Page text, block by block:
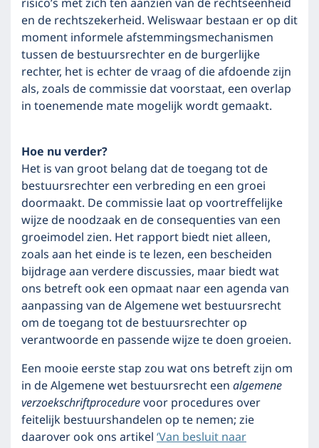
en de rechtszekerheid. Weliswaar bestaan er op dit
moment informele afstemmingsmechanismen
tussen de bestuursrechter en de burgerlijke
rechter, het is echter de vraag of die afdoende zijn
als, zoals de commissie dat voorstaat, een overlap
in toenemende mate mogelijk wordt gemaakt.
Hoe nu verder?
Het is van groot belang dat de toegang tot de
bestuursrechter een verbreding en een groei
doormaakt. De commissie laat op voortreffelijke
wijze de noodzaak en de consequenties van een
groeimodel zien. Het rapport biedt niet alleen,
zoals aan het einde is te lezen, een bescheiden
bijdrage aan verdere discussies, maar biedt wat
ons betreft ook een opmaat naar een agenda van
aanpassing van de Algemene wet bestuursrecht
om de toegang tot de bestuursrechter op
verantwoorde en passende wijze te doen groeien.
Een mooie eerste stap zou wat ons betreft zijn om
in de Algemene wet bestuursrecht eenalgemene
verzoekschriftprocedurevoor procedures over
feitelijk bestuurshandelen op te nemen; zie
daarover ook ons artikel‘Van besluit naar